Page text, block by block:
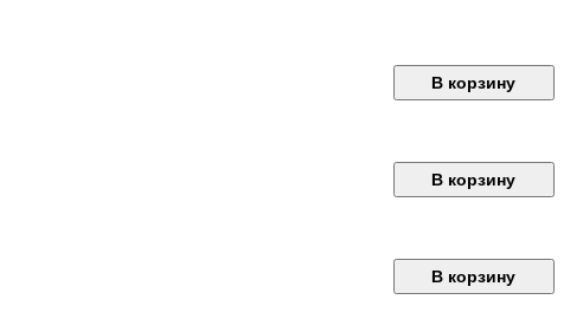
В корзину
В корзину
В корзину